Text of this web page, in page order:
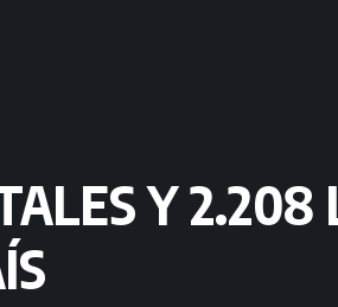
Y 2.208